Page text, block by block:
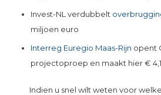
Invest-NL verdubbelt
miljoen euro
Interreg Euregio Maas-Rijn opent
projectoproep en maakt hier €
Indien u snel wilt weten voor